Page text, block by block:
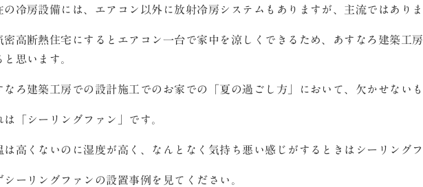
の冷房設備には、エアコン以外に放射冷房システムもありますが、主流ではありま
密高断熱住宅にするとエアコン一台で家中を涼しくできるため、あすなろ建築工
と思います。
なろ建築工房での設計施工でのお家での「夏の過ごし方」において、欠かせないも
は「シーリングファン」です。
は高くないのに湿度が高く、なんとなく気持ち悪い感じがするときはシーリング
シーリングファンの設置事例を見てください。